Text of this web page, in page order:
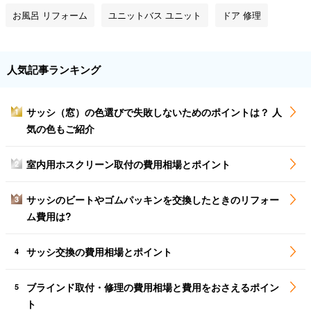
お風呂 リフォーム ユニットバス ユニット ドア 修理
人気記事ランキング
1
サッシ（窓）の色選びで失敗しないためのポイントは？ 人
気の色もご紹介
2 室内用ホスクリーン取付の費用相場とポイント
3
サッシのビートやゴムパッキンを交換したときのリフォー
ム費用は?
4 サッシ交換の費用相場とポイント
5
ブラインド取付・修理の費用相場と費用をおさえるポイン
ト